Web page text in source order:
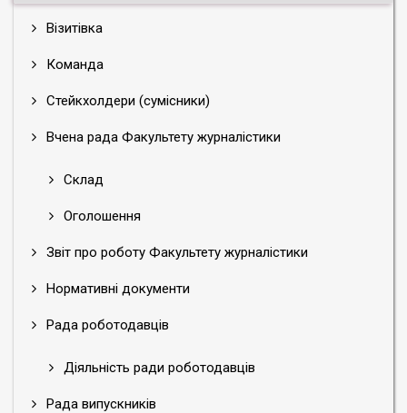
Візитівка
Команда
Стейкхолдери (сумісники)
Вчена рада Факультету журналістики
Склад
Оголошення
Звіт про роботу Факультету журналістики
Нормативні документи
Рада роботодавців
Діяльність ради роботодавців
Рада випускників